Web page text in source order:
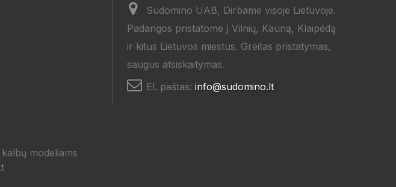
modeliams
Sudomino UAB, Dirbame visoje Lietuvoje.
Padangos pristatome į Vilnių, Kauną, Klaipėdą
ir kitus Lietuvos miestus. Greitas pristatymas,
saugus atsiskaitymas.
El. paštas: info@sudomino.lt